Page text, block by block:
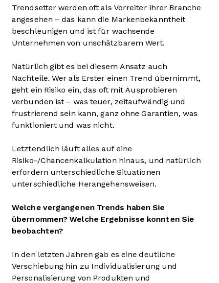
Trendsetter werden oft als Vorreiter ihrer Branche
angesehen – das kann die Markenbekanntheit
beschleunigen und ist für wachsende
Unternehmen von unschätzbarem Wert.
Natürlich gibt es bei diesem Ansatz auch
Nachteile. Wer als Erster einen Trend übernimmt,
geht ein Risiko ein, das oft mit Ausprobieren
verbunden ist – was teuer, zeitaufwändig und
frustrierend sein kann, ganz ohne Garantien, was
funktioniert und was nicht.
Letztendlich läuft alles auf eine
Risiko-/Chancenkalkulation hinaus, und natürlich
erfordern unterschiedliche Situationen
unterschiedliche Herangehensweisen.
Welche vergangenen Trends haben Sie
übernommen? Welche Ergebnisse konnten Sie
beobachten?
In den letzten Jahren gab es eine deutliche
Verschiebung hin zu Individualisierung und
Personalisierung von Produkten und